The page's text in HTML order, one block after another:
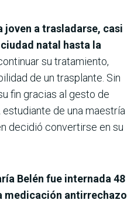
joven a trasladarse, casi
natal hasta la
su tratamiento,
de un trasplante. Sin
fin gracias al gesto de
de una maestría
decidió convertirse en su
Belén fue internada 48
medicación antirrechazo